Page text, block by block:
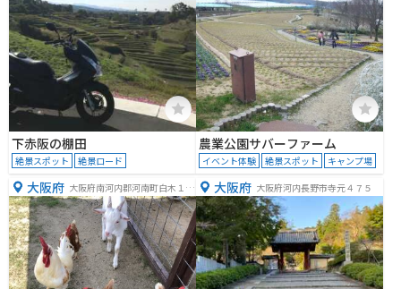
下赤阪の棚田
絶景スポット 絶景ロード
農業公園サバーファーム
イベント体験 絶景スポット キャンプ場
大阪府 大阪府南河内郡河南町白木１４
５６−２
大阪府 大阪府河内長野市寺元４７５